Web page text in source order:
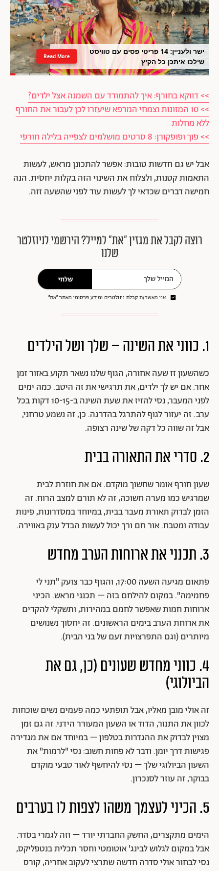
ישר ולעניין: 14 פריטי פסים עם טוויסט
שילכו איתכן כל הקיץ
Read More
>> דווקא בחורף: איך להתמודד עם השמנה אצל ילדים?
>> 10 המזונות וצמחי המרפא שיעזרו לכן לעבור את החורף
ללא מחלות
>> פוך ופופקורן: 8 סרטים מושלמים לצפייה בלילה חורפי
אבל יש גם חדשות טובות: אפשר להתכונן מראש, לעשות
התאמות קטנות, ולצלוח את השינוי הזה בקלות יחסית. הנה
חמישה דברים שכדאי לך לעשות עוד לפני שהשעה זזה.
רוצה לקבל את מגזין ״את״ למייל? הירשמי לניוזלטר
שלנו
שלחי
אני מאשר/ת קבלת ניוזלטרים ומידע פרסומי מאתר ״את״
1. כווני את השינה – שלך ושל הילדים
כשהשעון זז שעה אחורה, הגוף שלנו נשאר תקוע באזור זמן
אחר. אם יש לך ילדים, את תרגישי את זה היטב. כמה ימים
לפני המעבר, נסי להזיז את שעת השינה ב-10-15 דקות בכל
ערב. זה יעזור לגוף להתרגל בהדרגה. כן, זה נשמע טרחני,
אבל זה שווה כל דקה של שינה רצופה.
2. סדרי את התאורה בבית
שעון חורף אומר שחשוך מוקדם. אם את חוזרת לבית
שמרגיש כמו מערה חשוכה, זה לא תורם למצב הרוח. זה
הזמן לבדוק תאורת מעבר בבית, במיוחד במסדרונות, פינות
עבודה ומטבח. אור חם ורך יכול לעשות הבדל ענק באווירה.
3. תכנני את ארוחות הערב מחדש
פתאום מגיעה השעה 17:00, והגוף כבר צועק "תני לי
פחמימה". במקום להילחם בזה – תכנני מראש. הכיני
ארוחות חמות שאפשר לחמם במהירות, ותשקלי להקדים
את ארוחת הערב בימים הראשונים. זה יחסוך נשנושים
מיותרים (וגם התפרצויות זעם של בני הבית).
4. כווני מחדש שעונים (כן, גם את
הביולוגי)
זה אולי מובן מאליו, אבל תופתעי כמה פעמים נשים שוכחות
לכוון את התנור, הדוד או השעון המעורר הידני. זה גם זמן
מצוין לבדוק את ההגדרות בטלפון – במיוחד אם את מגדירה
פגישות דרך יומן. ודבר לא פחות חשוב: נסי "לרמות" את
השעון הביולוגי שלך – נסי להיחשף לאור טבעי מוקדם
בבוקר, זה עוזר לסנכרון.
5. הכיני לעצמך משהו לצפות לו בערבים
הימים מתקצרים, החשק החברתי יורד – וזה לגמרי בסדר.
אבל במקום לגלוש לבינג' אוטומטי וחסר תכלית בנטפליקס,
נסי לבחור אולי סדרה חדשה שתרצי לעקוב אחריה, קורס